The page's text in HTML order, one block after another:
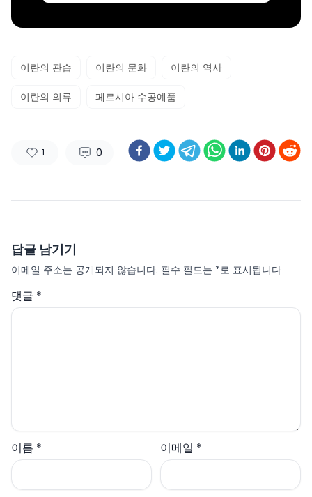
이란의 관습 이란의 문화 이란의 역사
이란의 의류 페르시아 수공예품
1 0
답글 남기기
이메일 주소는 공개되지 않습니다. 필수 필드는 *로 표시됩니다
댓글 *
이름 * 이메일 *